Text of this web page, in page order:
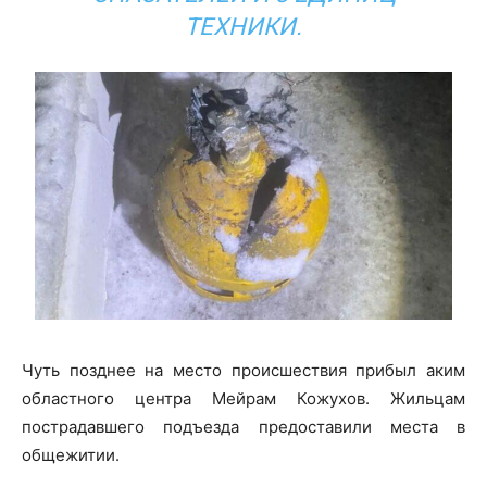
ТЕХНИКИ.
Чуть позднее на место происшествия прибыл аким
областного центра Мейрам Кожухов. Жильцам
пострадавшего подъезда предоставили места в
общежитии.